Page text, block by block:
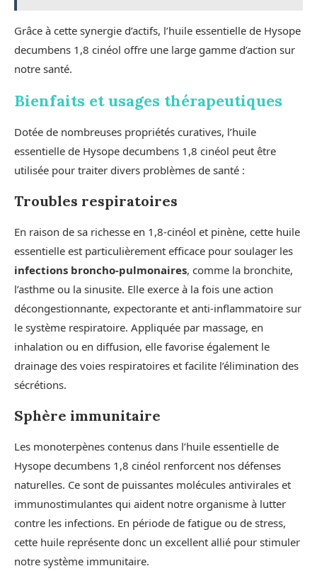
Grâce à cette synergie d’actifs, l’huile essentielle de Hysope
decumbens 1,8 cinéol offre une large gamme d’action sur
notre santé.
Bienfaits et usages thérapeutiques
Dotée de nombreuses propriétés curatives, l’huile
essentielle de Hysope decumbens 1,8 cinéol peut être
utilisée pour traiter divers problèmes de santé :
Troubles respiratoires
En raison de sa richesse en 1,8-cinéol et pinène, cette huile
essentielle est particulièrement efficace pour soulager les
infections broncho-pulmonaires, comme la bronchite,
l’asthme ou la sinusite. Elle exerce à la fois une action
décongestionnante, expectorante et anti-inflammatoire sur
le système respiratoire. Appliquée par massage, en
inhalation ou en diffusion, elle favorise également le
drainage des voies respiratoires et facilite l’élimination des
sécrétions.
Sphère immunitaire
Les monoterpènes contenus dans l’huile essentielle de
Hysope decumbens 1,8 cinéol renforcent nos défenses
naturelles. Ce sont de puissantes molécules antivirales et
immunostimulantes qui aident notre organisme à lutter
contre les infections. En période de fatigue ou de stress,
cette huile représente donc un excellent allié pour stimuler
notre système immunitaire.